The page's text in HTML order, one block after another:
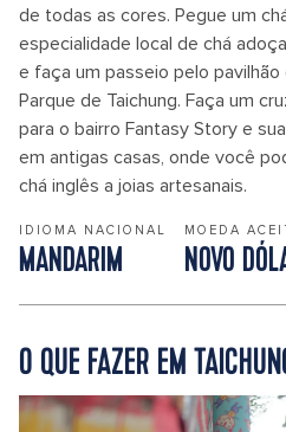
de todas as cores. Pegue um
especialidade local de chá
e faça um passeio pelo
Parque de Taichung. Faça um
para o bairro Fantasy Story e
em antigas casas, onde você
chá inglês a joias artesanais.
IDIOMA NACIONAL
MANDARIM
MOEDA
NOVO
O QUE FAZER EM